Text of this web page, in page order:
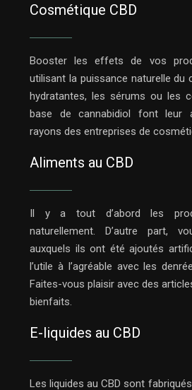
Cosmétique CBD
Booster les effets de vos
utilisant la puissance naturelle du
hydratantes, les sérums ou les
base de cannabidiol font leur
rayons des entreprises de
Aliments au CBD
Il y a tout d’abord les
naturellement. D’autre part,
auxquels ils ont été ajoutés
l’utile à l’agréable avec les
Faites-vous plaisir avec des
bienfaits.
E-liquides au CBD
Les liquides au CBD sont